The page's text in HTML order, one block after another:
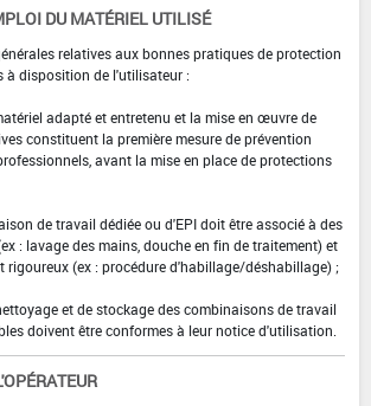
DU MATÉRIEL UTILISÉ
relatives aux bonnes pratiques de protection
à disposition de l'utilisateur :
adapté et entretenu et la mise en œuvre de
constituent la première mesure de prévention
avant la mise en place de protections
de travail dédiée ou d'EPI doit être associé à des
: lavage des mains, douche en fin de traitement) et
rigoureux (ex : procédure d'habillage/déshabillage) ;
et de stockage des combinaisons de travail
doivent être conformes à leur notice d'utilisation.